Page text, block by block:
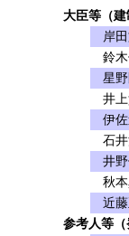
大臣等（建
岸田
鈴木
星野
井上
伊佐
石井
井野
秋本
近藤
参考人等（